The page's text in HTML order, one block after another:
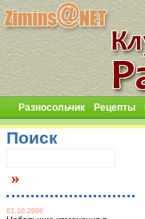
Разносольчик Рецепты
Поиск
01.10.2008